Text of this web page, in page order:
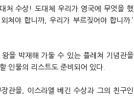
처 수상! 도대체 우리가 영국에 무엇을 했
야 합니까, 우리가 부르짖어야 합니까.’
을 박재해 가둘 수 있는 플레쳐 기념관을
인물의 리스트도 준비되어 있다.
관을, 이스라엘 베긴 수상과 그의 친구인